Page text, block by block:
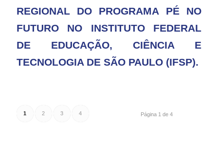
REGIONAL DO PROGRAMA PÉ NO
FUTURO NO INSTITUTO FEDERAL
DE EDUCAÇÃO, CIÊNCIA E
TECNOLOGIA DE SÃO PAULO (IFSP).
Página 1 de 4
1 2 3 4